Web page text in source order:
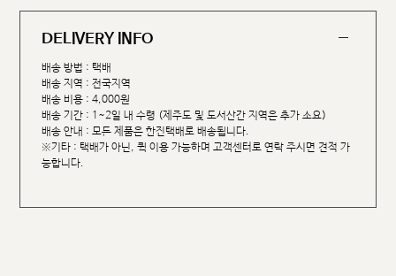
DELIVERY INFO
배송 방법 : 택배
배송 지역 : 전국지역
배송 비용 : 4,000원
배송 기간 : 1~2일 내 수령 (제주도 및 도서산간 지역은 추가 소요)
배송 안내 : 모든 제품은 한진택배로 배송됩니다.
※기타 : 택배가 아닌, 퀵 이용 가능하며 고객센터로 연락 주시면 견적 가
능합니다.